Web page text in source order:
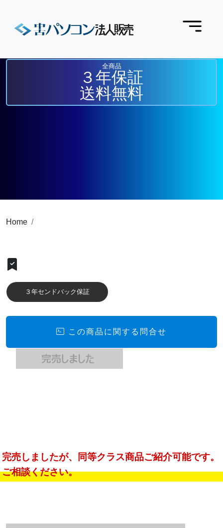
全商品
３年保証
送料無料
Home
３年センドバック保証
この商品に関する問合せ
完売しましたが、同等クラス商品ご紹介可能です。
ご相談ください。